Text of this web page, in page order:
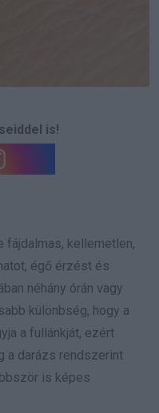
is!
kellemetlen,
égő érzést és
néhány órán vagy
különbség, hogy a
a fullánkját, ezért
a darázs rendszerint
is képes